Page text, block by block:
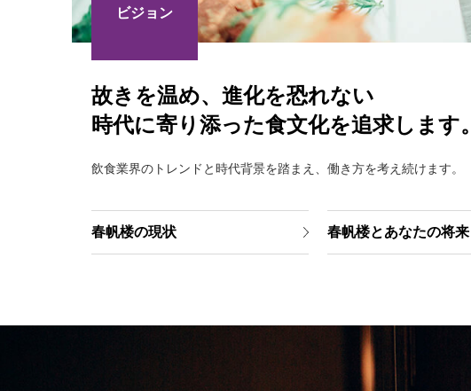
ビジョン
故きを温め、進化を恐れない
時代に寄り添った食文化を追求します。
飲食業界のトレンドと時代背景を踏まえ、働き方を考え続けます。
春帆楼の現状 春帆楼とあなたの将来